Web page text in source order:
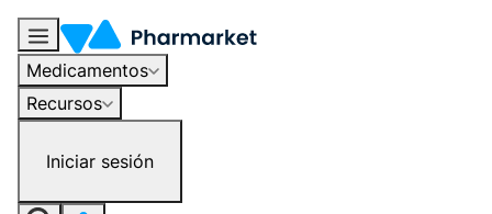
Medicamentos
Recursos
Iniciar sesión